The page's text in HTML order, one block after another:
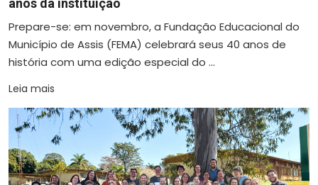
anos da instituição
Prepare-se: em novembro, a Fundação Educacional do
Município de Assis (FEMA) celebrará seus 40 anos de
história com uma edição especial do ...
Leia mais